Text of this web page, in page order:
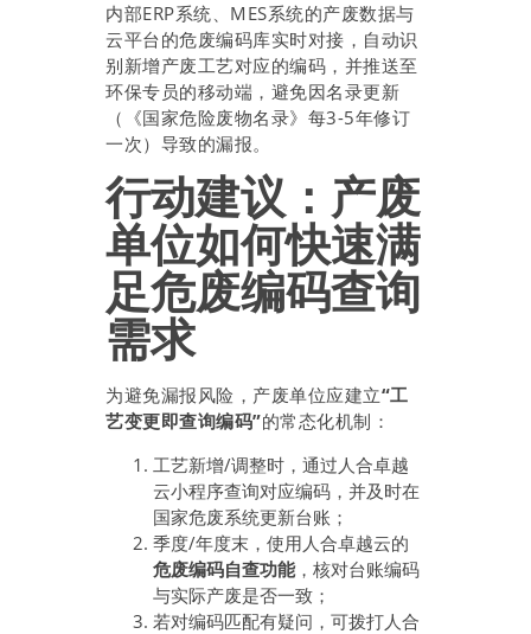
内部ERP系统、MES系统的产废数据与
云平台的危废编码库实时对接，自动识
别新增产废工艺对应的编码，并推送至
环保专员的移动端，避免因名录更新
（《国家危险废物名录》每3-5年修订
一次）导致的漏报。
行动建议：产废
单位如何快速满
足危废编码查询
需求
为避免漏报风险，产废单位应建立“工
艺变更即查询编码”的常态化机制：
工艺新增/调整时，通过人合卓越
云小程序查询对应编码，并及时在
国家危废系统更新台账；
季度/年度末，使用人合卓越云的
危废编码自查功能，核对台账编码
与实际产废是否一致；
若对编码匹配有疑问，可拨打人合